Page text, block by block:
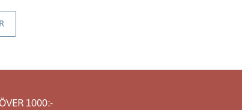
1000:-